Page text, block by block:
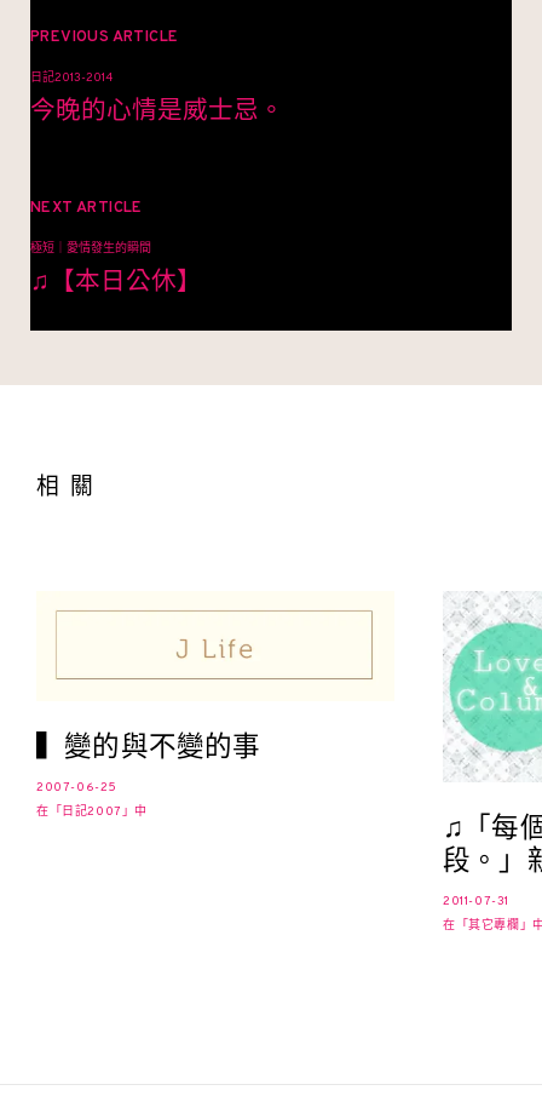
章
導
PREVIOUS ARTICLE
日記2013-2014
今晚的心情是威士忌。
NEXT ARTICLE
極短｜愛情發生的瞬間
♫【本日公休】
相關
▍變的與不變的事
2007-06-25
在「日記2007」中
♫「每
段。」
2011-07-31
在「其它專欄」